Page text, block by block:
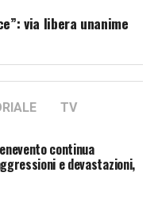
via libera unanime
TV
continua
e devastazioni,